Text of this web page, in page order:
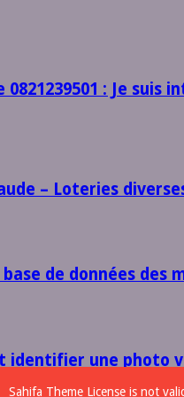
: Je suis
– Loteries
de données des
identifier une photo
Sahifa Theme License is not